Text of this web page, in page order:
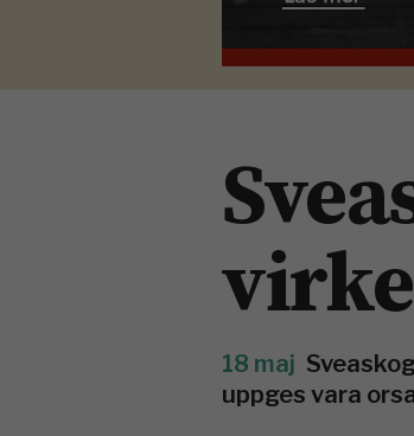
18 maj
uppges vara